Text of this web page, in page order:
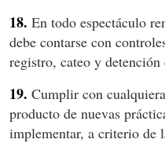
18. En todo espectáculo
debe contarse con
registro, cateo y detención
19. Cumplir con
producto de nuevas
implementar, a criterio de